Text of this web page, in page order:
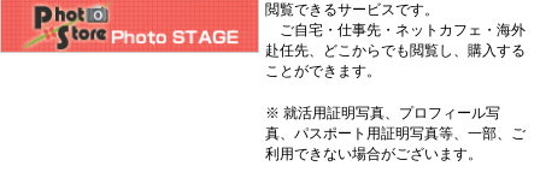
閲覧できるサービスです。
ご自宅・仕事先・ネットカフェ・海外
赴任先、どこからでも閲覧し、購入する
ことができます。
※ 就活用証明写真、プロフィール写
真、パスポート用証明写真等、一部、ご
利用できない場合がございます。